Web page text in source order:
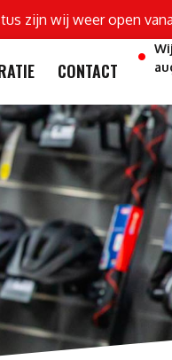
zijn wij weer open
CONTACT